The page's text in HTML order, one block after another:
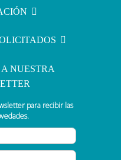
NUESTRA
para recibir las